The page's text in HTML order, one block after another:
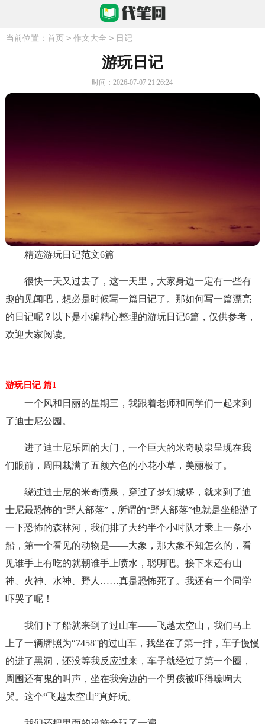
当前位置： 首页 > 作文大全 > 日记
游玩日记
时间：2026-07-07 21:26:24
精选游玩日记范文6篇
很快一天又过去了，这一天里，大家身边一定有一些有
趣的见闻吧，想必是时候写一篇日记了。那如何写一篇漂亮
的日记呢？以下是小编精心整理的游玩日记6篇，仅供参考，
欢迎大家阅读。
游玩日记 篇1
一个风和日丽的星期三，我跟着老师和同学们一起来到
了迪士尼公园。
进了迪士尼乐园的大门，一个巨大的米奇喷泉呈现在我
们眼前，周围栽满了五颜六色的小花小草，美丽极了。
绕过迪士尼的米奇喷泉，穿过了梦幻城堡，就来到了迪
士尼最恐怖的“野人部落”，所谓的“野人部落”也就是坐船游了
一下恐怖的森林河，我们排了大约半个小时队才乘上一条小
船，第一个看见的动物是——大象，那大象不知怎么的，看
见谁手上有吃的就朝谁手上喷水，聪明吧。接下来还有山
神、火神、水神、野人……真是恐怖死了。我还有一个同学
吓哭了呢！
我们下了船就来到了过山车——飞越太空山，我们马上
上了一辆牌照为“7458”的过山车，我坐在了第一排，车子慢慢
的进了黑洞，还没等我反应过来，车子就经过了第一个圈，
周围还有鬼的叫声，坐在我旁边的一个男孩被吓得嚎啕大
哭。这个“飞越太空山”真好玩。